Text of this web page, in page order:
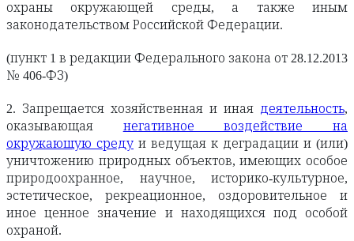
охраны окружающей среды, а также иным
законодательством Российской Федерации.
(пункт 1 в редакции Федерального закона от 28.12.2013
№ 406-ФЗ)
2. Запрещается хозяйственная и иная деятельность,
оказывающая негативное воздействие на
окружающую среду и ведущая к деградации и (или)
уничтожению природных объектов, имеющих особое
природоохранное, научное, историко-культурное,
эстетическое, рекреационное, оздоровительное и
иное ценное значение и находящихся под особой
охраной.